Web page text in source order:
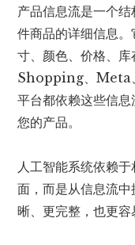
产品信息流是一个
件商品的详细信息
寸、颜色、价格、
Shopping、Meta
平台都依赖这些信
您的产品。
人工智能系统依赖
面，而是从信息流
晰、更完整，也更容